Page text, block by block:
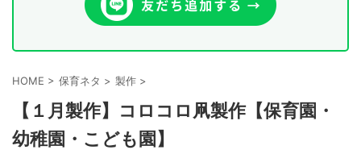
HOME > 保育ネタ > 製作 >
【１月製作】コロコロ凧製作【保育園・
幼稚園・こども園】